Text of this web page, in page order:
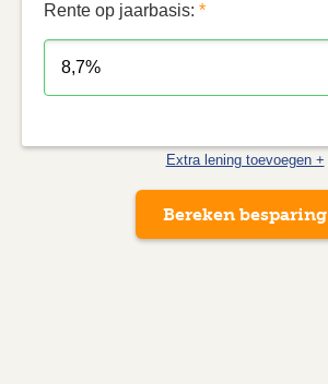
Rente op jaarbasis: *
Extra lening toevoegen +
Bereken besparing